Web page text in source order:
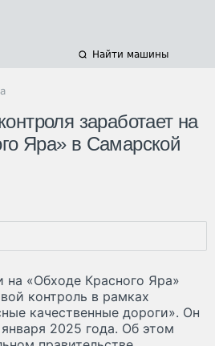
Найти машины
заработает на
Яра» в Самарской
на «Обходе Красного Яра»
контроль в рамках
качественные дороги». Он
2025 года. Об этом